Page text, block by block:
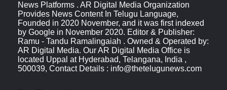
News Platforms . AR Digital Media Organization
Provides News Content In Telugu Language,
Founded in 2020 November, and it was first indexed
by Google in November 2020. Editor & Publisher:
Ramu - Tandu Ramalingaiah . Owned & Operated by:
AR Digital Media. Our AR Digital Media Office is
located Uppal at Hyderabad, Telangana, India ,
500039, Contact Details : info@thetelugunews.com